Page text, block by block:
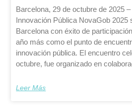
Barcelona, 29 de octubre de 2025
Innovación Pública NovaGob 2025
Barcelona con éxito de
año más como el punto de
innovación pública. El encuentro
octubre, fue organizado en
Leer Más